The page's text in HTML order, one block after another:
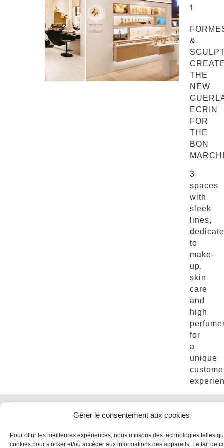
Gérer le consentement aux cookies
Pour offrir les meilleures expériences, nous utilisons des technologies telles
cookies pour stocker et/ou accéder aux informations des appareils. Le fait de
1
&
THE
NEW
ECRIN
FOR
THE
BON
3
spaces
with
sleek
lines,
to
make-
up,
skin
care
and
high
for
a
unique
LEGAL NOTICE JOIN US
FOLLOW US